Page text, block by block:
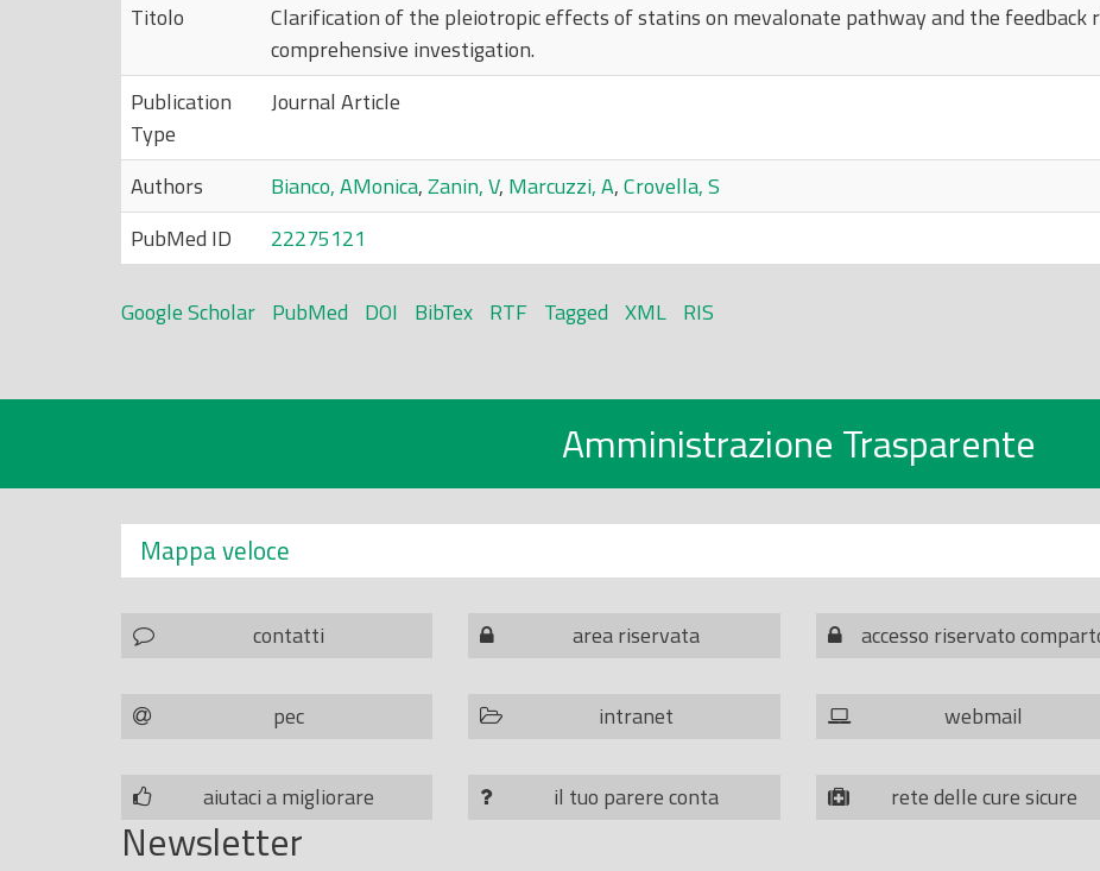
Titolo
Clarification of the pleiotropic effects of statins on mevalonate pathway and the feedback
comprehensive investigation.
Publication
Type
Journal Article
Authors Bianco, AMonica,Zanin, V, Marcuzzi, A,Crovella, S
PubMed ID
22275121
Google Scholar PubMed DOI BibTex RTF Tagged XML RIS
Amministrazione Trasparente
Mappa veloce
contatti area riservata accesso riservato
pec intranet webmail
aiutaci a migliorare il tuo parere conta rete delle cure sicure
Newsletter